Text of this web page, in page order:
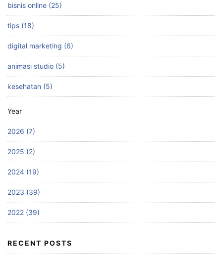
bisnis online (25)
tips (18)
digital marketing (6)
animasi studio (5)
kesehatan (5)
Year
2026 (7)
2025 (2)
2024 (19)
2023 (39)
2022 (39)
RECENT POSTS